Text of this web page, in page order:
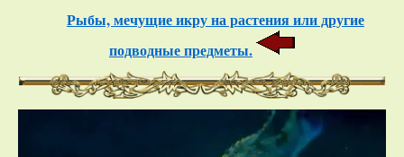
Рыбы, мечущие икру на растения или другие
подводные предметы.